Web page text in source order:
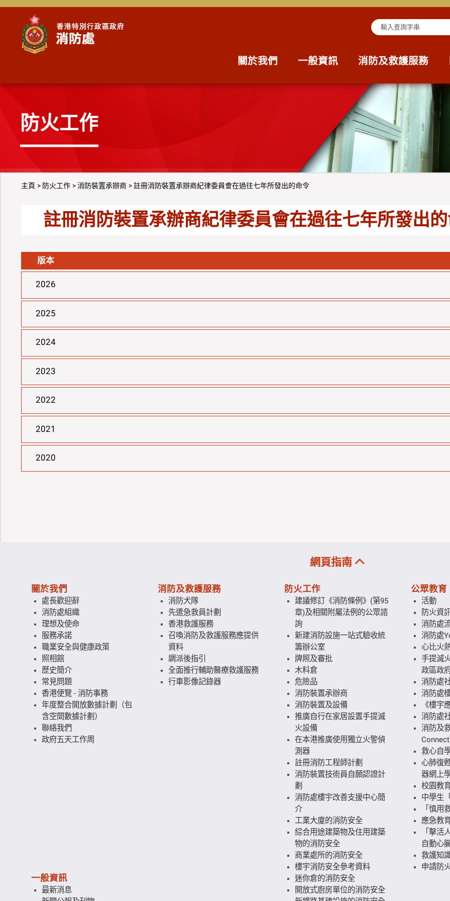
查詢字串
關於我們 一般資訊 消防及救護服務
防火工作
主頁 防火工作 消防裝置承辦商 註冊消防裝置承辦商紀律委員會在過往七年所發出的命令
註冊消防裝置承辦商紀律委員會在過往七年所發出
版本
2026
2025
2024
2023
2022
2021
2020
網頁指南
關於我們
處長歡迎辭
消防處組織
理想及使命
服務承諾
職業安全與健康政策
照相館
歷史簡介
常見問題
香港便覽 - 消防事務
年度整合開放數據計劃（包
含空間數據計劃）
聯絡我們
政府五天工作周
一般資訊
最新消息
消防及救護服務
消防犬隊
先遣急救員計劃
香港救護服務
召喚消防及救護服務應提供
資料
調派後指引
全面推行輔助醫療救護服務
行車影像記錄器
防火工作
建議修訂《消防條例》(第95
章)及相關附屬法例的公眾諮
詢
新建消防設施一站式驗收統
籌辦公室
牌照及審批
木料倉
危險品
消防裝置承辦商
消防裝置及設備
推廣自行在家居設置手提滅
火設備
在本港推廣使用獨立火警偵
測器
註冊消防工程師計劃
消防裝置技術員自願認證計
劃
消防處樓宇改善支援中心簡
介
工業大廈的消防安全
綜合用途建築物及住用建築
物的消防安全
商業處所的消防安全
樓宇消防安全參考資料
迷你倉的消防安全
開放式廚房單位的消防安全
公眾教育
活動
防火資
消防處
消防處
心比火
手提滅
政區政
消防處
消防處
《樓宇
消防處
消防及
救心自
心肺復
器網上
校園教
中學生
「慎用
應急教
「擊活
自動心
救護知
申請防